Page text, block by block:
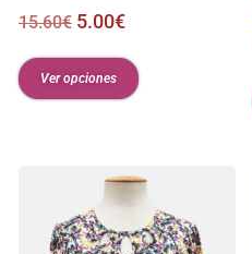
15.60€ 5.00€
Ver opciones